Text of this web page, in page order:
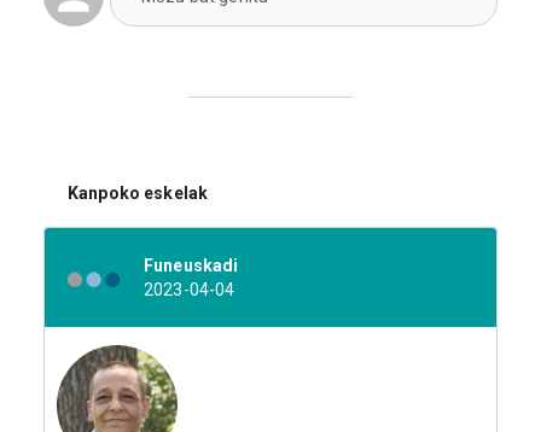
Kanpoko eskelak
Funeuskadi
2023-04-04